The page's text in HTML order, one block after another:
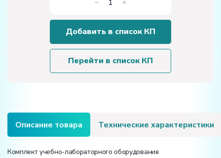
Количество
товара
Комплект
учебно-
лабораторного
оборудования
"Промышленные
Добавить в список КП
Перейти в список КП
Описание товара Технические характеристики
Комплект учебно-лабораторного оборудования